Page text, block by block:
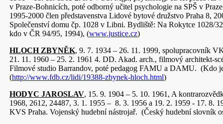
v Praze-Bohnicích, poté odborný učitel psychologie na SPŠ v
1995-2000 člen představenstva Lidové bytové družstvo Praha 8,
Společenství domu čp. 1028 v Libni. Bydliště: Na Rokytce 1028/
kdo v ČR 94/95, 1994), (www.justice.cz)
HLOCH ZBYNĚK, 9. 7. 1934 – 26. 11. 1999, spolupracovník
21. 11. 1960 – 25. 2. 1961 4. DD. Akad. arch., filmový architekt-
Filmové studio Barrandov, poté pedagog FAMU a DAMU. (Kdo
(http://www.fdb.cz/lidi/19388-zbynek-hloch.html)
HODYC JAROSLAV, 15. 9. 1904 – 5. 10. 1961, A
1968, 2612, 24487, 3. 1. 1955 – 8. 3. 1956 a 19. 2. 1959 - 17. 8.
KVS Praha. Vojenský hudební nástrojař. (Český hudební slovník